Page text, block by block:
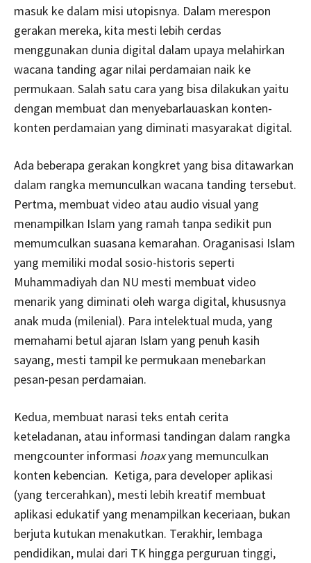
masuk ke dalam misi utopisnya. Dalam merespon
gerakan mereka, kita mesti lebih cerdas
menggunakan dunia digital dalam upaya melahirkan
wacana tanding agar nilai perdamaian naik ke
permukaan. Salah satu cara yang bisa dilakukan yaitu
dengan membuat dan menyebarlauaskan konten-
konten perdamaian yang diminati masyarakat digital.
Ada beberapa gerakan kongkret yang bisa ditawarkan
dalam rangka memunculkan wacana tanding tersebut.
Pertma, membuat video atau audio visual yang
menampilkan Islam yang ramah tanpa sedikit pun
memumculkan suasana kemarahan. Oraganisasi Islam
yang memiliki modal sosio-historis seperti
Muhammadiyah dan NU mesti membuat video
menarik yang diminati oleh warga digital, khususnya
anak muda (milenial). Para intelektual muda, yang
memahami betul ajaran Islam yang penuh kasih
sayang, mesti tampil ke permukaan menebarkan
pesan-pesan perdamaian.
Kedua, membuat narasi teks entah cerita
keteladanan, atau informasi tandingan dalam rangka
mengcounter informasi hoaxyang memunculkan
konten kebencian. Ketiga, para developer aplikasi
(yang tercerahkan), mesti lebih kreatif membuat
aplikasi edukatif yang menampilkan keceriaan, bukan
berjuta kutukan menakutkan. Terakhir, lembaga
pendidikan, mulai dari TK hingga perguruan tinggi,